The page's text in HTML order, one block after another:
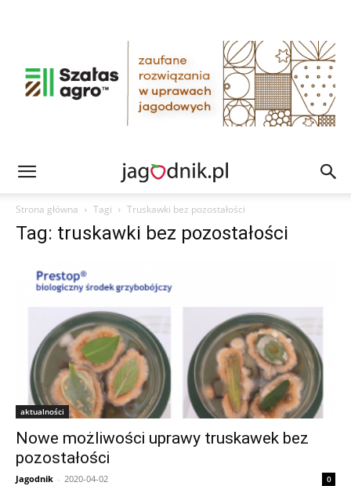
Strona główna Tagi Truskawki bez pozostałości
Tag: truskawki bez pozostałości
aktualności
Nowe możliwości uprawy truskawek bez
pozostałości
Jagodnik - 2020-04-02 0